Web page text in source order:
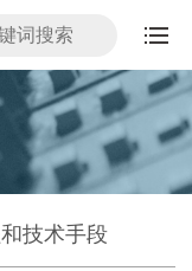
技术手段